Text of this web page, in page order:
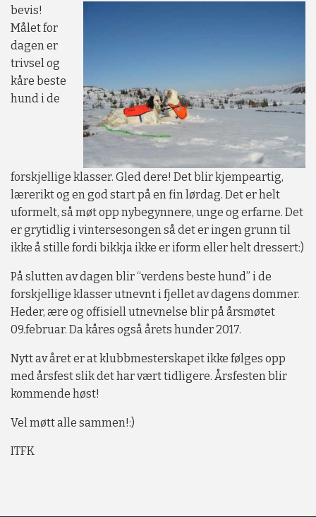
bevis!
Målet for
dagen er
trivsel og
kåre beste
hund i de
forskjellige klasser. Gled dere! Det blir kjempeartig,
lærerikt og en god start på en fin lørdag. Det er helt
uformelt, så møt opp nybegynnere, unge og erfarne. Det
er grytidlig i vintersesongen så det er ingen grunn til
ikke å stille fordi bikkja ikke er iform eller helt dressert:)
På slutten av dagen blir “verdens beste hund” i de
forskjellige klasser utnevnt i fjellet av dagens dommer.
Heder, ære og offisiell utnevnelse blir på årsmøtet
09.februar. Da kåres også årets hunder 2017.
Nytt av året er at klubbmesterskapet ikke følges opp
med årsfest slik det har vært tidligere. Årsfesten blir
kommende høst!
Vel møtt alle sammen!:)
ITFK